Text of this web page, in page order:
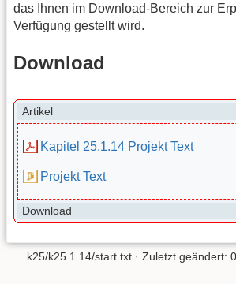
das Ihnen im Download-Bereich zur
Verfügung gestellt wird.
Download
Artikel
Kapitel 25.1.14 Projekt Text
Projekt Text
Download
k25/k25.1.14/start.txt · Zuletzt geändert: